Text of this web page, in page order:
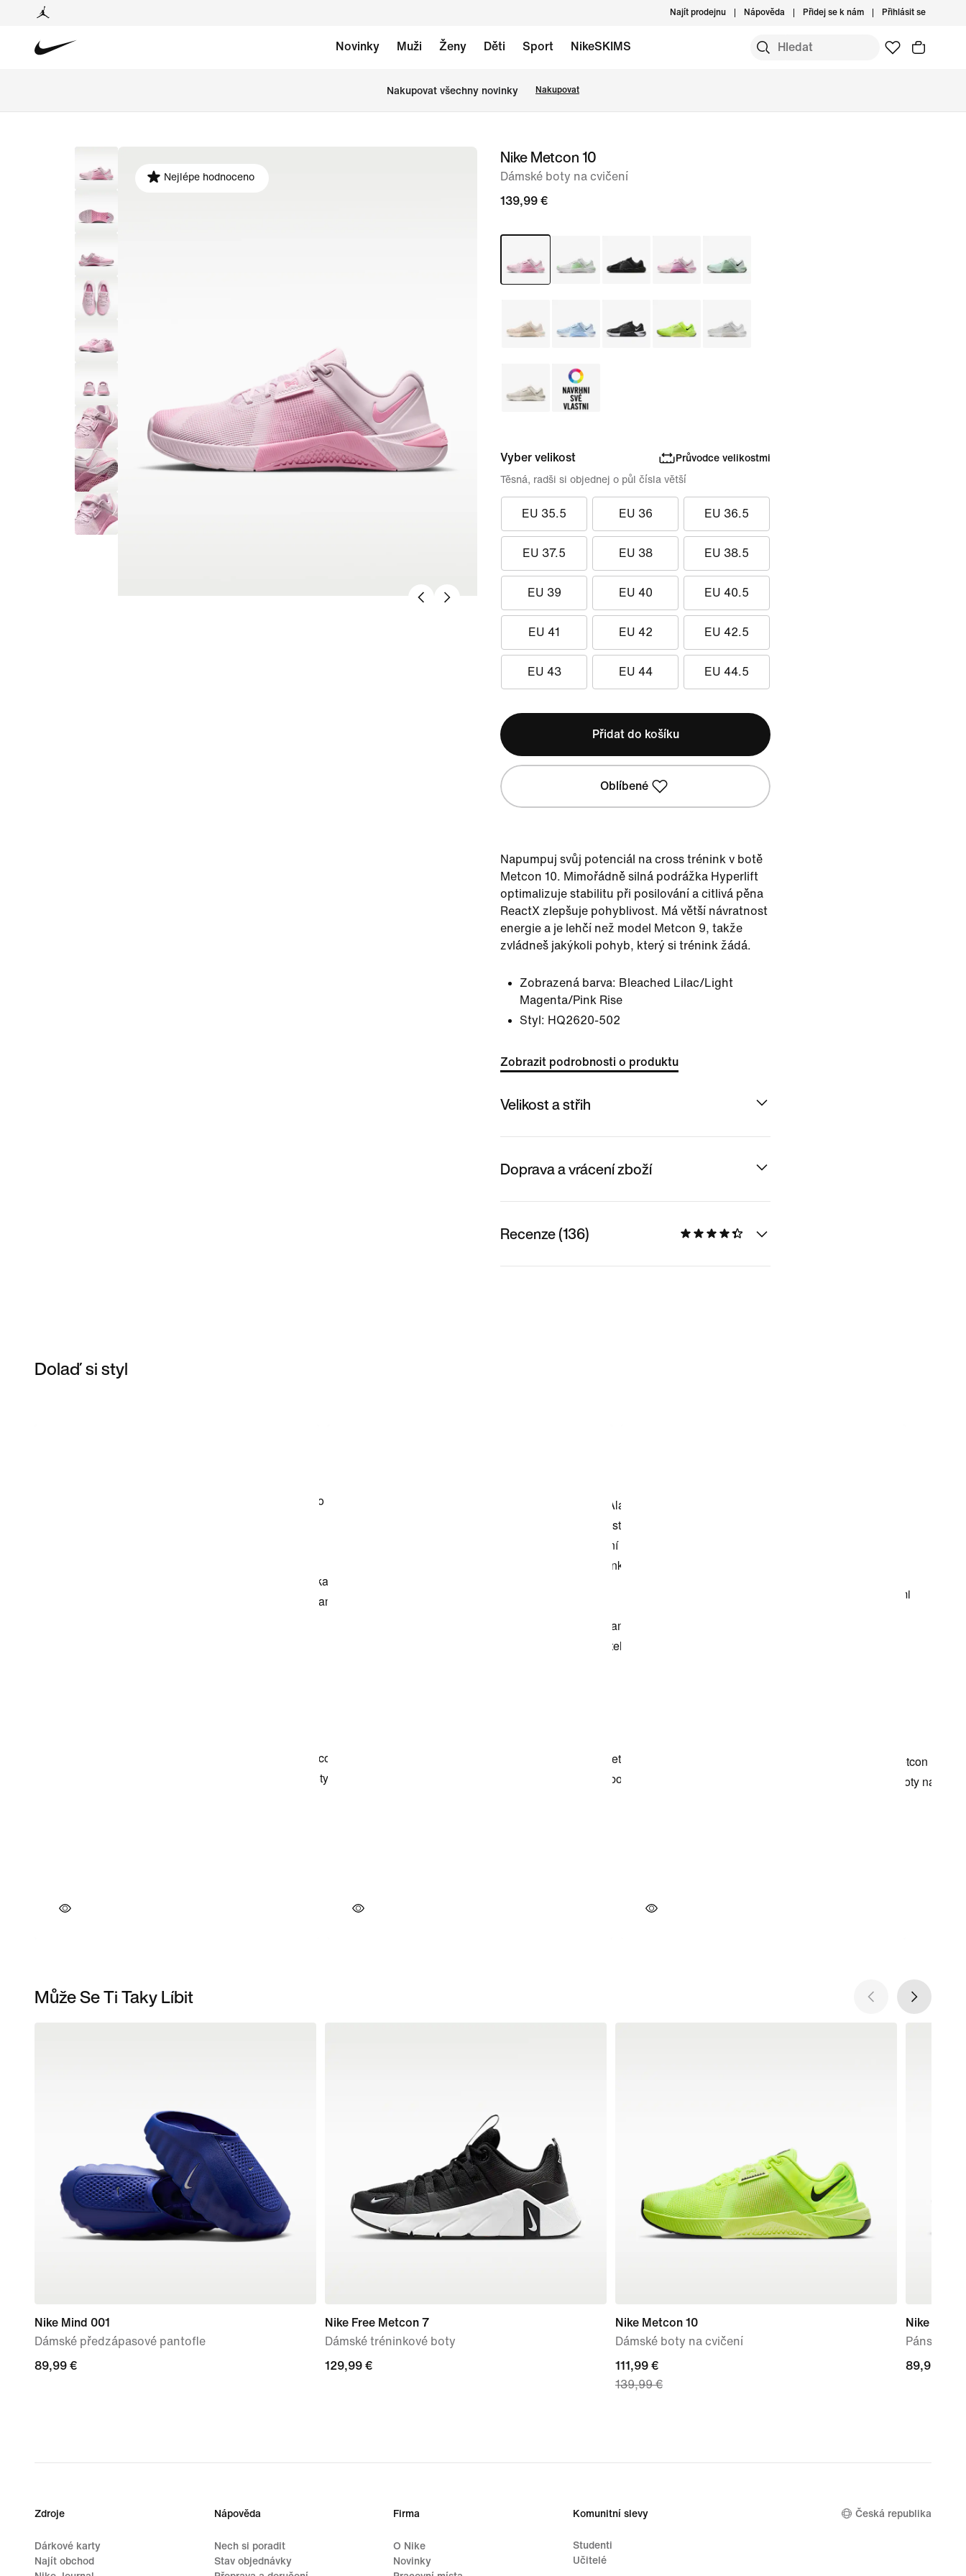
Najít prodejnu Nápověda Přidej se k nám Přihlásit se
Novinky Muži Ženy Děti Sport NikeSKIMS
Nakupovat všechny novinky Nakupovat
obrázek
Nejlépe hodnoceno
Nike Metcon 10
Dámské boty na cvičení
139,99 €
Vyber velikost Průvodce velikostmi
EU 35.5 EU 36 EU 36.5
EU 37.5 EU 38 EU 38.5
EU 39 EU 40 EU 40.5
EU 41 EU 42 EU 42.5
EU 43 EU 44 EU 44.5
Těsná, radši si objednej o půl čísla větší
Přidat do košíku
Oblíbené
Napumpuj svůj potenciál na cross trénink v botě
Metcon 10. Mimořádně silná podrážka Hyperlift
optimalizuje stabilitu při posilování a citlivá pěna
ReactX zlepšuje pohyblivost. Má větší návratnost
energie a je lehčí než model Metcon 9, takže
zvládneš jakýkoli pohyb, který si trénink žádá.
Zobrazená barva: Bleached Lilac/Light
Magenta/Pink Rise
Styl: HQ2620-502
Zobrazit podrobnosti o produktu
Velikost a střih
Doprava a vrácení zboží
Recenze (136)
Dolaď si styl
Může Se Ti Taky Líbit
Nike Mind 001
Dámské předzápasové pantofle
89,99 €
89,99 €
Nike Free Metcon 7
Dámské tréninkové boty
129,99 €
129,99 €
Nike Metcon 10
Dámské boty na cvičení
current
price
139,99 €
111,99 €
139,99 €
Nike Mind
Pánské
89,99 €
89,99 €
Zdroje
Dárkové karty
Najít obchod
Nápověda
Nech si poradit
Stav objednávky
Firma
O Nike
Novinky
Komunitní slevy
Studenti
Učitelé
Česká republika